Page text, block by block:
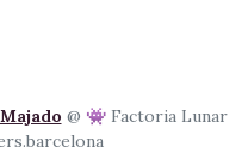
@ 👾 Factoria Lunar